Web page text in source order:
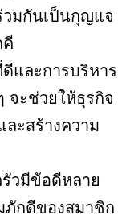
วมกันเป็นกุญแจ
และการบริหาร
จะช่วยให้ธุรกิจ
ะสร้างความ
วมีข้อดีหลาย
ภักดีของสมาชิก